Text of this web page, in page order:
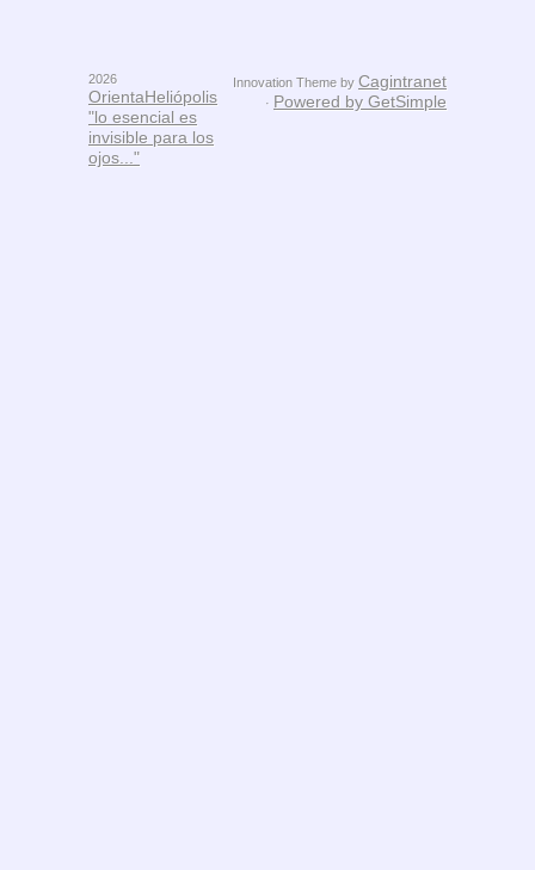
2026
OrientaHeliópolis
"lo esencial es
invisible para los
ojos..."
Innovation Theme by Cagintranet
· Powered by GetSimple